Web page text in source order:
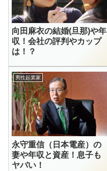
向田麻衣の結婚(旦那)や年
収！会社の評判やカップ
は！？
男性起業家
永守重信（日本電産）の
妻や年収と資産！息子も
ヤバい！